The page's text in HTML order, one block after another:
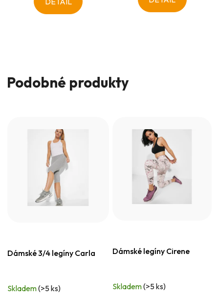
Podobné produkty
Dámské 3/4 legíny Carla
Skladem(>5 ks)
Dámské legíny Cirene
Skladem(>5 ks)